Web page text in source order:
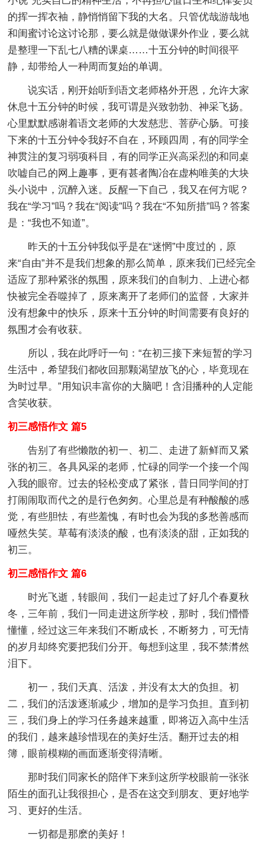
的挥一挥衣袖，静悄悄留下我的大名。只管优哉游哉地
和闺蜜讨论这讨论那，要么就是做做课外作业，要么就
是整理一下乱七八糟的课桌……十五分钟的时间很平
静，却带给人一种周而复始的单调。
说实话，刚开始听到语文老师格外开恩，允许大家
休息十五分钟的时候，我可谓是兴致勃勃、神采飞扬。
心里默默感谢着语文老师的大发慈悲、菩萨心肠。可接
下来的十五分钟令我好不自在，环顾四周，有的同学全
神贯注的复习弱项科目，有的同学正兴高采烈的和同桌
吹嘘自己的网上趣事，更有甚者陶冶在虚构唯美的大块
头小说中，沉醉入迷。反醒一下自己，我又在何方呢？
我在“学习”吗？我在“阅读”吗？我在“不知所措”吗？答案
是：“我也不知道”。
昨天的十五分钟我似乎是在“迷惘”中度过的，原
来“自由”并不是我们想象的那么简单，原来我们已经完全
适应了那种紧张的氛围，原来我们的自制力、上进心都
快被完全吞噬掉了，原来离开了老师们的监督，大家并
没有想象中的快乐，原来十五分钟的时间需要有良好的
氛围才会有收获。
所以，我在此呼吁一句：“在初三接下来短暂的学习
生活中，希望我们都收回那颗渴望放飞的心，毕竟现在
为时过早。”用知识丰富你的大脑吧！含泪播种的人定能
含笑收获。
初三感悟作文 篇5
告别了有些懒散的初一、初二、走进了新鲜而又紧
张的初三。各具风采的老师，忙碌的同学一个接一个闯
入我的眼帘。过去的轻松变成了紧张，昔日同学间的打
打闹闹取而代之的是行色匆匆。心里总是有种酸酸的感
觉，有些胆怯，有些羞愧，有时也会为我的多愁善感而
哑然失笑。草莓有淡淡的酸，也有淡淡的甜，正如我的
初三。
初三感悟作文 篇6
时光飞逝，转眼间，我们一起走过了好几个春夏秋
冬，三年前，我们一同走进这所学校，那时，我们懵懵
懂懂，经过这三年来我们不断成长，不断努力，可无情
的岁月却终究要把我们分开。每想到这里，我不禁潸然
泪下。
初一，我们天真、活泼，并没有太大的负担。初
二，我们的活泼逐渐减少，增加的是学习负担。直到初
三，我们身上的学习任务越来越重，即将迈入高中生活
的我们，越来越珍惜现在的美好生活。翻开过去的相
簿，眼前模糊的画面逐渐变得清晰。
那时我们同家长的陪伴下来到这所学校眼前一张张
陌生的面孔让我很担心，是否在这交到朋友、更好地学
习、更好的生活。
一切都是那麽的美好！